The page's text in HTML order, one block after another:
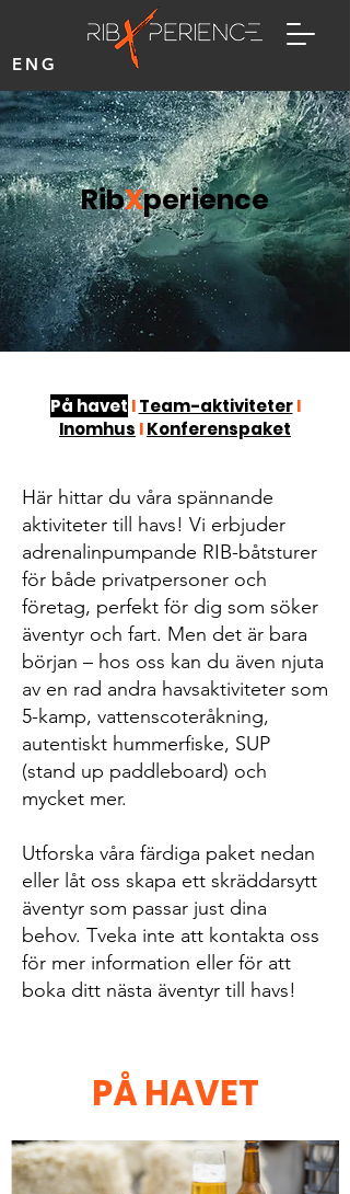
ENG
RibXperience
På havet I Team-aktiviteter I
Inomhus IKonferenspaket
Här hittar du våra spännande
aktiviteter till havs! Vi erbjuder
adrenalinpumpande RIB-båtsturer
för både privatpersoner och
företag, perfekt för dig som söker
äventyr och fart. Men det är bara
början – hos oss kan du även njuta
av en rad andra havsaktiviteter som
5-kamp, vattenscoteråkning,
autentiskt hummerfiske, SUP
(stand up paddleboard) och
mycket mer.
Utforska våra färdiga paket nedan
eller låt oss skapa ett skräddarsytt
äventyr som passar just dina
behov. Tveka inte att kontakta oss
för mer information eller för att
boka ditt nästa äventyr till havs!
PÅ HAVET